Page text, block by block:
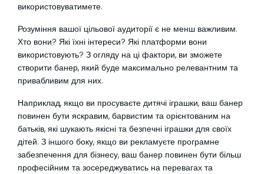
використовуватимете.
Розуміння вашої цільової аудиторії є не менш важливим.
Хто вони? Які їхні інтереси? Які платформи вони
використовують? З огляду на ці фактори, ви зможете
створити банер, який буде максимально релевантним та
привабливим для них.
Наприклад, якщо ви просуваєте дитячі іграшки, ваш банер
повинен бути яскравим, барвистим та орієнтованим на
батьків, які шукають якісні та безпечні іграшки для своїх
дітей. З іншого боку, якщо ви рекламуєте програмне
забезпечення для бізнесу, ваш банер повинен бути більш
професійним та зосереджуватись на перевагах та